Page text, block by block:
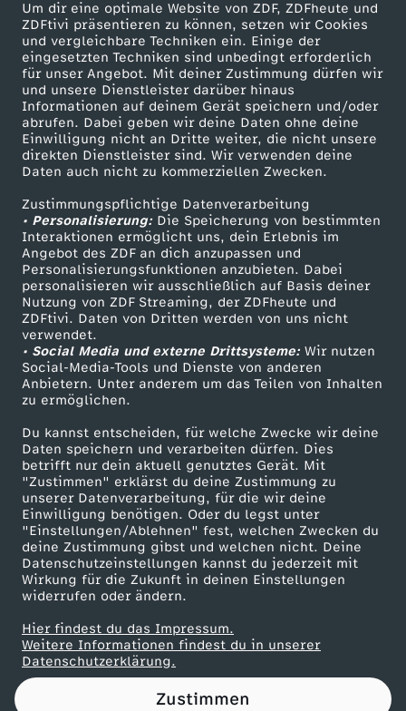
Um dir eine optimale Website von ZDF, ZDFheute und
ZDFtivi präsentieren zu können, setzen wir Cookies
und vergleichbare Techniken ein. Einige der
eingesetzten Techniken sind unbedingt erforderlich
für unser Angebot. Mit deiner Zustimmung dürfen wir
und unsere Dienstleister darüber hinaus
Informationen auf deinem Gerät speichern und/oder
abrufen. Dabei geben wir deine Daten ohne deine
Einwilligung nicht an Dritte weiter, die nicht unsere
direkten Dienstleister sind. Wir verwenden deine
Daten auch nicht zu kommerziellen Zwecken.
Zustimmungspflichtige Datenverarbeitung
• Personalisierung:Die Speicherung von bestimmten
Interaktionen ermöglicht uns, dein Erlebnis im
Angebot des ZDF an dich anzupassen und
Personalisierungsfunktionen anzubieten. Dabei
personalisieren wir ausschließlich auf Basis deiner
Nutzung von ZDF Streaming, der ZDFheute und
ZDFtivi. Daten von Dritten werden von uns nicht
verwendet.
• Social Media und externe Drittsysteme:Wir nutzen
Social-Media-Tools und Dienste von anderen
Anbietern. Unter anderem um das Teilen von Inhalten
zu ermöglichen.
Du kannst entscheiden, für welche Zwecke wir deine
Daten speichern und verarbeiten dürfen. Dies
betrifft nur dein aktuell genutztes Gerät. Mit
"Zustimmen" erklärst du deine Zustimmung zu
unserer Datenverarbeitung, für die wir deine
Einwilligung benötigen. Oder du legst unter
"Einstellungen/Ablehnen" fest, welchen Zwecken du
deine Zustimmung gibst und welchen nicht. Deine
Datenschutzeinstellungen kannst du jederzeit mit
Wirkung für die Zukunft in deinen Einstellungen
widerrufen oder ändern.
Hier findest du das Impressum.
Weitere Informationen findest du in unserer
Datenschutzerklärung.
Zustimmen
-
D
e
r
K
a
n
a
l
f
ü
r
d
i
e
D
Mehr ZDF
ZDF-Apps
Smart TV
ZDFtext
Livestreams
Sendungen A-Z
TV-Programm
Service
ZDFmitreden
Kontakt zum ZDF
Tickets
Zuschauerservice
Hilfe
ZDF Unternehmen
Karriere
ZDF goes Schule
Werbefernsehen
Mainzelmännchen
Partner